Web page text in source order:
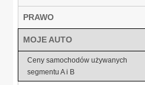
PRAWO
MOJE AUTO
Ceny samochodów używanych
segmentu A i B